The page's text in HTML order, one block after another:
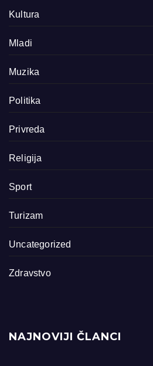
Kultura
Mladi
Muzika
Politika
Privreda
Religija
Sport
Turizam
Uncategorized
Zdravstvo
NAJNOVIJI ČLANCI